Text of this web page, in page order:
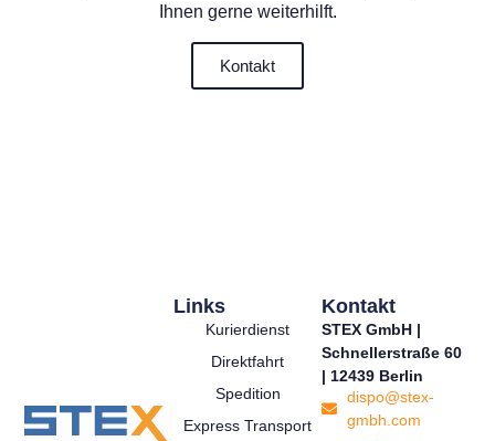
Ihnen gerne weiterhilft.
Kontakt
Links
Kurierdienst
Direktfahrt
Spedition
Express Transport
Kontakt
STEX GmbH |
Schnellerstraße 60
| 12439 Berlin
dispo@stex-
gmbh.com